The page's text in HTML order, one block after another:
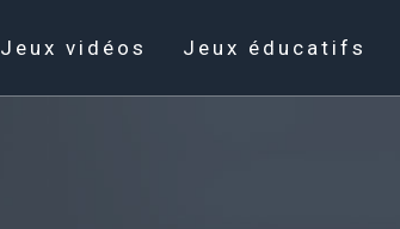
Jeux vidéos Jeux éducatifs